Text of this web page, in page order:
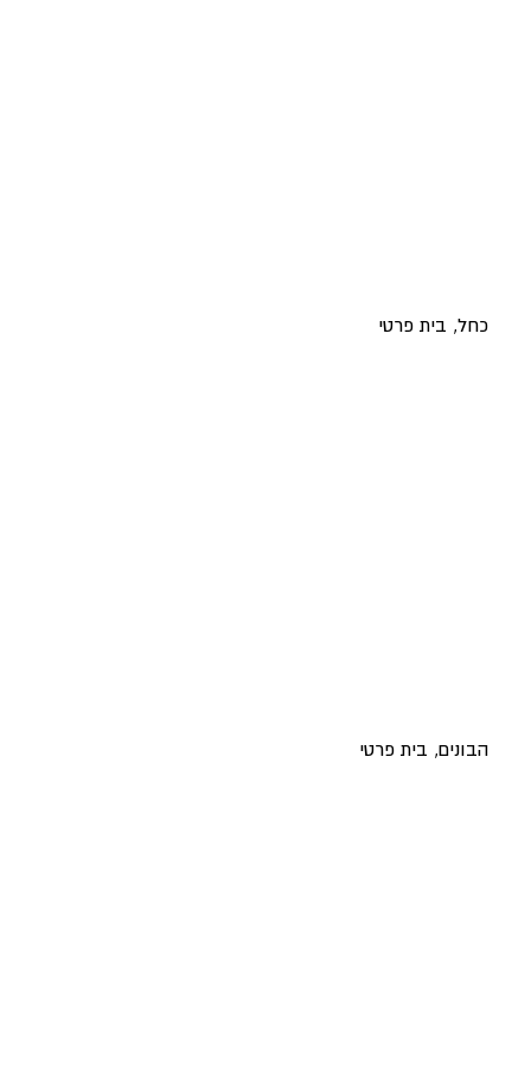
כחל, בית פרטי
הבונים, בית פרטי